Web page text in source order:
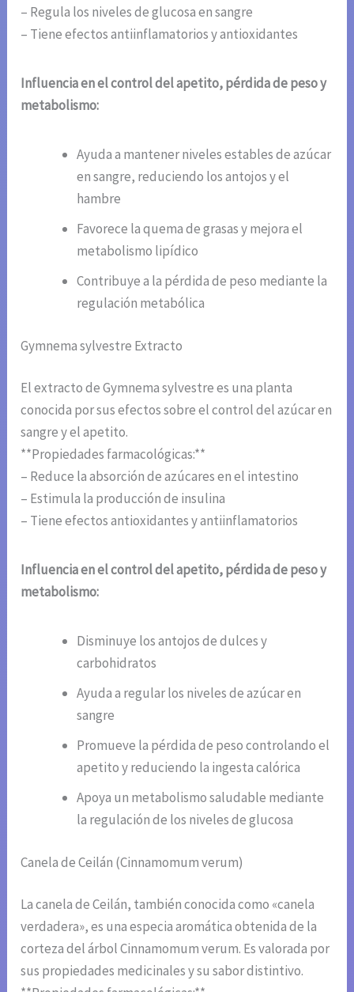
– Regula los niveles de glucosa en sangre
– Tiene efectos antiinflamatorios y antioxidantes
Influencia en el control del apetito, pérdida de peso y
metabolismo:
Ayuda a mantener niveles estables de azúcar
en sangre, reduciendo los antojos y el
hambre
Favorece la quema de grasas y mejora el
metabolismo lipídico
Contribuye a la pérdida de peso mediante la
regulación metabólica
Gymnema sylvestre Extracto
El extracto de Gymnema sylvestre es una planta
conocida por sus efectos sobre el control del azúcar en
sangre y el apetito.
**Propiedades farmacológicas:**
– Reduce la absorción de azúcares en el intestino
– Estimula la producción de insulina
– Tiene efectos antioxidantes y antiinflamatorios
Influencia en el control del apetito, pérdida de peso y
metabolismo:
Disminuye los antojos de dulces y
carbohidratos
Ayuda a regular los niveles de azúcar en
sangre
Promueve la pérdida de peso controlando el
apetito y reduciendo la ingesta calórica
Apoya un metabolismo saludable mediante
la regulación de los niveles de glucosa
Canela de Ceilán (Cinnamomum verum)
La canela de Ceilán, también conocida como «canela
verdadera», es una especia aromática obtenida de la
corteza del árbol Cinnamomum verum. Es valorada por
sus propiedades medicinales y su sabor distintivo.